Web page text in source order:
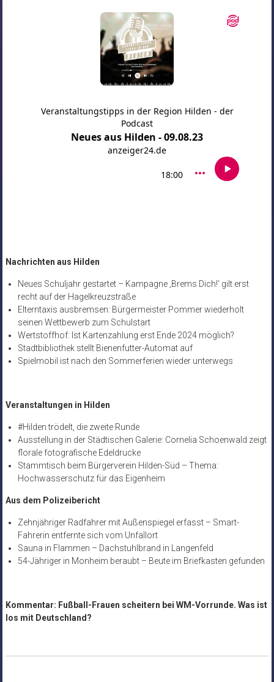
Nachrichten aus Hilden
Neues Schuljahr gestartet – Kampagne ‚Brems Dich!‘ gilt erst
recht auf der Hagelkreuzstraße
Elterntaxis ausbremsen: Bürgermeister Pommer wiederholt
seinen Wettbewerb zum Schulstart
Wertstoffhof: Ist Kartenzahlung erst Ende 2024 möglich?
Stadtbibliothek stellt Bienenfutter-Automat auf
Spielmobil ist nach den Sommerferien wieder unterwegs
Veranstaltungen in Hilden
#Hilden trödelt, die zweite Runde
Ausstellung in der Städtischen Galerie: Cornelia Schoenwald zeigt
florale fotografische Edeldrucke
Stammtisch beim Bürgerverein Hilden-Süd – Thema:
Hochwasserschutz für das Eigenheim
Aus dem Polizeibericht
Zehnjähriger Radfahrer mit Außenspiegel erfasst – Smart-
Fahrerin entfernte sich vom Unfallort
Sauna in Flammen – Dachstuhlbrand in Langenfeld
54-Jähriger in Monheim beraubt – Beute im Briefkasten gefunden
Kommentar: Fußball-Frauen scheitern bei WM-Vorrunde. Was ist
los mit Deutschland?